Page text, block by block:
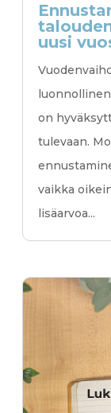
uusi
on
tulevaan.
vaikka
lisäarvoa...